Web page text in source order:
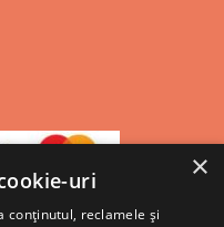
×
uri
conținutul, reclamele și